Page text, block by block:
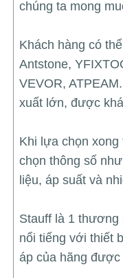
chúng ta mong
Khách hàng có
Antstone,
VEVOR,
xuất lớn, được
Khi lựa chọn
chọn thông số
liệu, áp suất và
Stauff là 1
nổi tiếng với thiết
áp của hãng